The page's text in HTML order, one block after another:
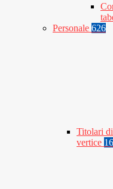
Personale 626
Titolari
vertice 16